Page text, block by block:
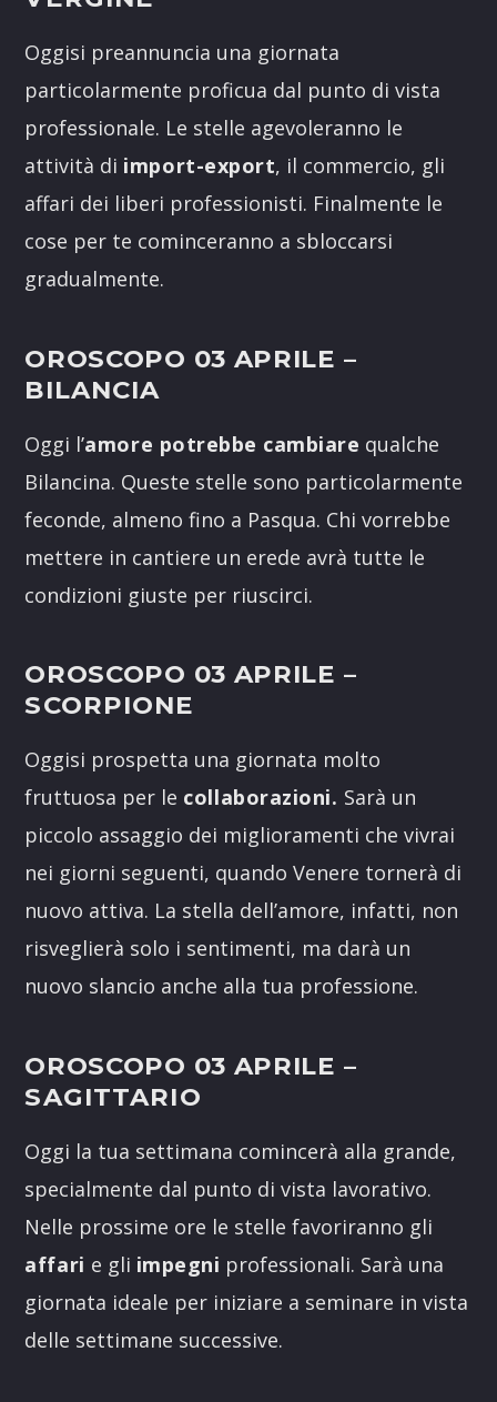
Oggisi preannuncia una giornata
particolarmente proficua dal punto di vista
professionale. Le stelle agevoleranno le
attività di import-export, il commercio, gli
affari dei liberi professionisti. Finalmente le
cose per te cominceranno a sbloccarsi
gradualmente.
OROSCOPO 03 APRILE –
BILANCIA
Oggi l’amore potrebbe cambiare qualche
Bilancina. Queste stelle sono particolarmente
feconde, almeno fino a Pasqua. Chi vorrebbe
mettere in cantiere un erede avrà tutte le
condizioni giuste per riuscirci.
OROSCOPO 03 APRILE –
SCORPIONE
Oggisi prospetta una giornata molto
fruttuosa per le collaborazioni. Sarà un
piccolo assaggio dei miglioramenti che vivrai
nei giorni seguenti, quando Venere tornerà di
nuovo attiva. La stella dell’amore, infatti, non
risveglierà solo i sentimenti, ma darà un
nuovo slancio anche alla tua professione.
OROSCOPO 03 APRILE –
SAGITTARIO
Oggi la tua settimana comincerà alla grande,
specialmente dal punto di vista lavorativo.
Nelle prossime ore le stelle favoriranno gli
affari e gli impegni professionali. Sarà una
giornata ideale per iniziare a seminare in vista
delle settimane successive.